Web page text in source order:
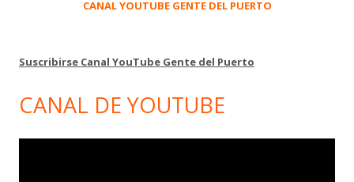
CANAL YOUTUBE GENTE DEL PUERTO
Suscribirse Canal YouTube Gente del Puerto
CANAL DE YOUTUBE